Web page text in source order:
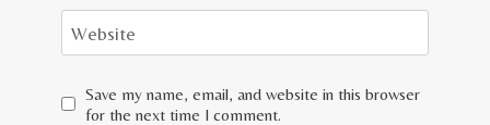
Website
Save my name, email, and website in this browser
for the next time I comment.